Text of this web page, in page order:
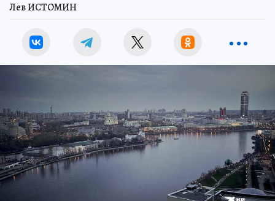
Лев ИСТОМИН